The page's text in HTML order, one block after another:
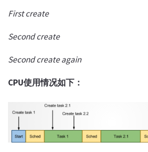
First create
Second create
Second create again
CPU使用情况如下：